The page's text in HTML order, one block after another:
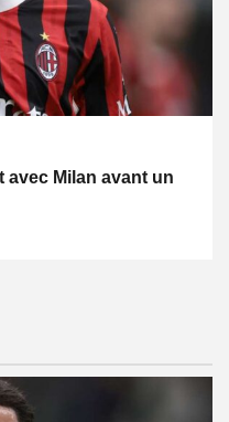
avec Milan avant un